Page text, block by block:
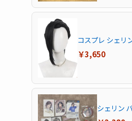
コスプレ シェリ
￥3,650
シェリン